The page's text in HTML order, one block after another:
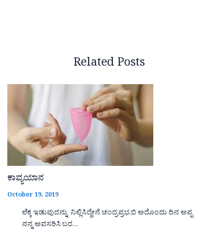
Related Posts
ಕಾವ್ಯಯಾನ
October 19, 2019
ಲೆಕ್ಕ ಇಡುವುದನ್ನು ನಿಲ್ಲಿಸಿದ್ದೇನೆ ಚಂದ್ರಪ್ರಭ.ಬಿ ಅದೊಂದು ದಿನ ಅಪ್ಪ
ನನ್ನ ಅವಸರಿಸಿ ಬರ…